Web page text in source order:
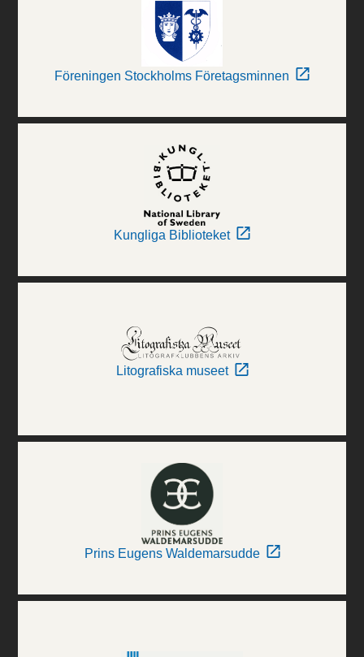
Föreningen Stockholms Företagsminnen
Kungliga Biblioteket
Litografiska museet
Prins Eugens Waldemarsudde